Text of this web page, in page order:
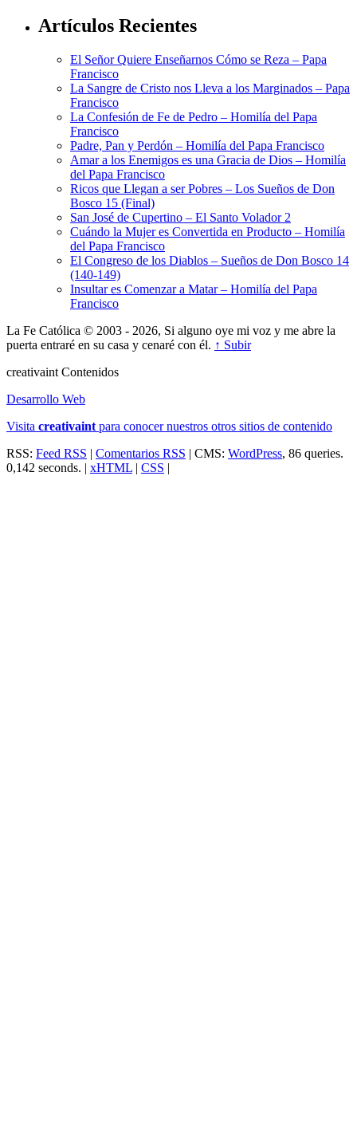
Artículos Recientes
El Señor Quiere Enseñarnos Cómo se Reza – Papa
Francisco
La Sangre de Cristo nos Lleva a los Marginados – Papa
Francisco
La Confesión de Fe de Pedro – Homilía del Papa
Francisco
Padre, Pan y Perdón – Homilía del Papa Francisco
Amar a los Enemigos es una Gracia de Dios – Homilía
del Papa Francisco
Ricos que Llegan a ser Pobres – Los Sueños de Don
Bosco 15 (Final)
San José de Cupertino – El Santo Volador 2
Cuándo la Mujer es Convertida en Producto – Homilía
del Papa Francisco
El Congreso de los Diablos – Sueños de Don Bosco 14
(140-149)
Insultar es Comenzar a Matar – Homilía del Papa
Francisco
La Fe Católica © 2003 - 2026, Si alguno oye mi voz y me abre la
puerta entraré en su casa y cenaré con él. ↑ Subir
creativaint Contenidos
Desarrollo Web
Visita creativaint para conocer nuestros otros sitios de contenido
RSS: Feed RSS | Comentarios RSS | CMS: WordPress, 86 queries.
0,142 seconds. | xHTML | CSS |